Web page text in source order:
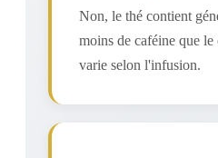
Non, le thé contient
moins de caféine que le
varie selon l'infusion.